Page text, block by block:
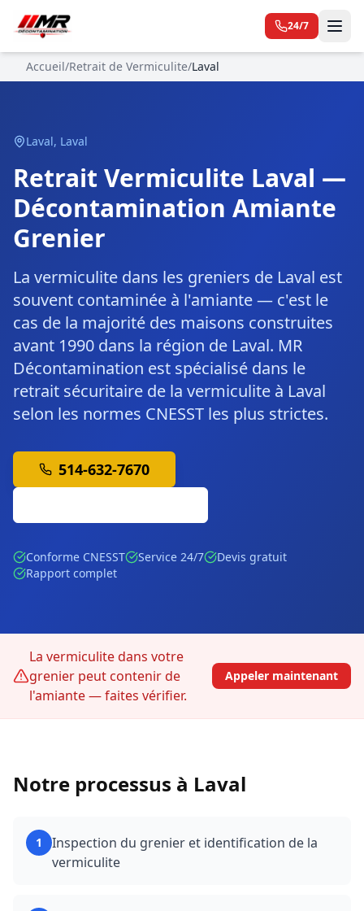
24/7
Accueil/Retrait de Vermiculite/Laval
Laval, Laval
Retrait Vermiculite Laval —
Décontamination Amiante
Grenier
La vermiculite dans les greniers de Laval est
souvent contaminée à l'amiante — c'est le
cas de la majorité des maisons construites
avant 1990 dans la région de Laval. MR
Décontamination est spécialisé dans le
retrait sécuritaire de la vermiculite à Laval
selon les normes CNESST les plus strictes.
514-632-7670
Conforme CNESST Service 24/7
Devis gratuit
Rapport complet
La vermiculite dans votre
grenier peut contenir de
l'amiante — faites vérifier.
Appeler maintenant
Notre processus à Laval
1
Inspection du grenier et identification de la
vermiculite